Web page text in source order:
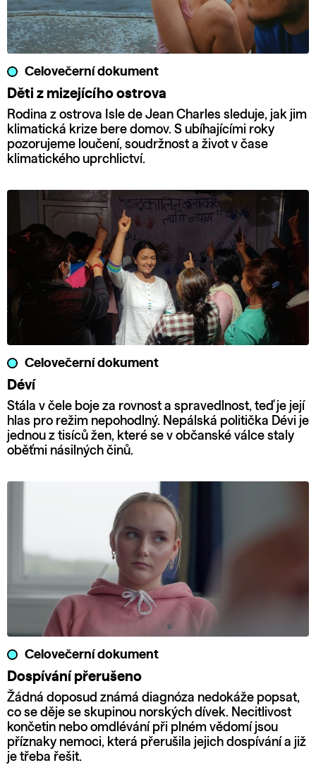
Celovečerní dokument
Děti z mizejícího ostrova
Rodina z ostrova Isle de Jean Charles sleduje, jak jim
klimatická krize bere domov. S ubíhajícími roky
pozorujeme loučení, soudržnost a život v čase
klimatického uprchlictví.
Celovečerní dokument
Déví
Stála v čele boje za rovnost a spravedlnost, teď je její
hlas pro režim nepohodlný. Nepálská politička Dévi je
jednou z tisíců žen, které se v občanské válce staly
oběťmi násilných činů.
Celovečerní dokument
Dospívání přerušeno
Žádná doposud známá diagnóza nedokáže popsat,
co se děje se skupinou norských dívek. Necitlivost
končetin nebo omdlévání při plném vědomí jsou
příznaky nemoci, která přerušila jejich dospívání a již
je třeba řešit.